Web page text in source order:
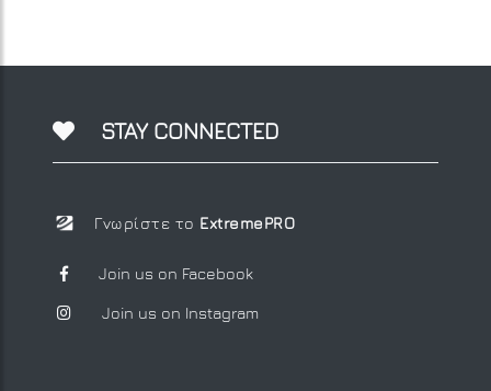
STAY CONNECTED
Γνωρίστε το ExtremePRO
Join us on Facebook
Join us on Instagram